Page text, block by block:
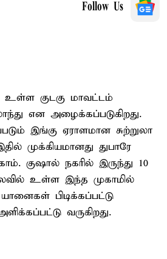
Follow Us
உள்ள குடகு மாவட்டம்
என அழைக்கப்படுகிறது.
இங்கு ஏராளமான சுற்றுலா
முக்கியமானது துபாரே
குஷால் நகரில் இருந்து 10
உள்ள இந்த முகாமில்
பிடிக்கப்பட்டு
வருகிறது.